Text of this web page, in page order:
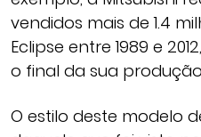
vendidos mais de 1.4
Eclipse entre 1989 e
o final da sua
O estilo deste modelo